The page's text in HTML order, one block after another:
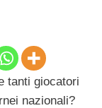
tanti giocatori
nazionali?